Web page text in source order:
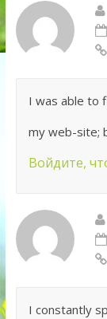
I was able to
my web-site;
Войдите,
I constantly